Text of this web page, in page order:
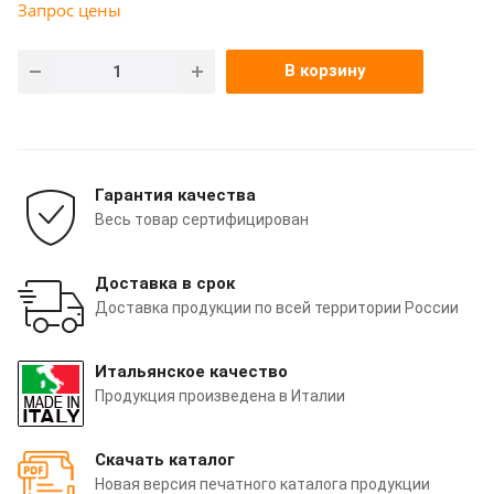
Запрос цены
В корзину
Гарантия качества
Весь товар сертифицирован
Доставка в срок
Доставка продукции по всей территории России
Итальянское качество
Продукция произведена в Италии
Скачать каталог
Новая версия печатного каталога продукции